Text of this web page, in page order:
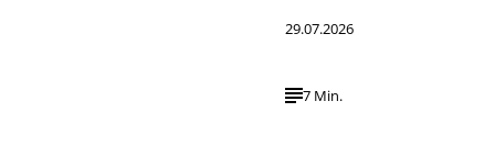
29.07.2026
7 Min.